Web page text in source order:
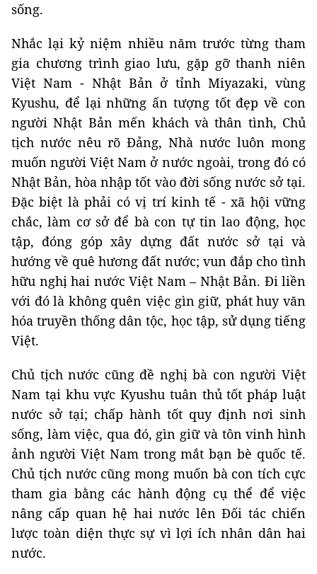
sống.
Nhắc lại kỷ niệm nhiều năm trước từng tham
gia chương trình giao lưu, gặp gỡ thanh niên
Việt Nam - Nhật Bản ở tỉnh Miyazaki, vùng
Kyushu, để lại những ấn tượng tốt đẹp về con
người Nhật Bản mến khách và thân tình, Chủ
tịch nước nêu rõ Đảng, Nhà nước luôn mong
muốn người Việt Nam ở nước ngoài, trong đó có
Nhật Bản, hòa nhập tốt vào đời sống nước sở tại.
Đặc biệt là phải có vị trí kinh tế - xã hội vững
chắc, làm cơ sở để bà con tự tin lao động, học
tập, đóng góp xây dựng đất nước sở tại và
hướng về quê hương đất nước; vun đắp cho tình
hữu nghị hai nước Việt Nam – Nhật Bản. Đi liền
với đó là không quên việc gìn giữ, phát huy văn
hóa truyền thống dân tộc, học tập, sử dụng tiếng
Việt.
Chủ tịch nước cũng đề nghị bà con người Việt
Nam tại khu vực Kyushu tuân thủ tốt pháp luật
nước sở tại; chấp hành tốt quy định nơi sinh
sống, làm việc, qua đó, gìn giữ và tôn vinh hình
ảnh người Việt Nam trong mắt bạn bè quốc tế.
Chủ tịch nước cũng mong muốn bà con tích cực
tham gia bằng các hành động cụ thể để việc
nâng cấp quan hệ hai nước lên Đối tác chiến
lược toàn diện thực sự vì lợi ích nhân dân hai
nước.